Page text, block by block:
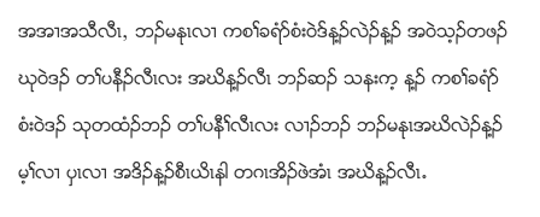
အအ႕အသီလီၚယ ဘဥမႏုၚလ႕ ကစႈခရံဏစံး၀ဲဒ္န႔ဥလဲဥန႔ဥ အ၀ဲသ့ဥတဖဥ
ဃု၀ဲဒဥ တႈပနီဥလီၚလး အဃိန႔ဥလီၚ ဘဥဆဥ သနးက့ န႔ဥ ကစႈခရံဏ
စံး၀ဲဒဥ သုတထံဥဘဥ တႈပနီႈလီၚလး လ႕ဥဘဥ ဘဥမႏုၚအဃိလဲဥန႔ဥ
မ့ႈလ႕ ပွၚလ႕ အဒိဥန႔ဥစီၚဎိၚနါ တဂၚအိဥဖဲအံၚ အဃိန႔ဥလီၚ’